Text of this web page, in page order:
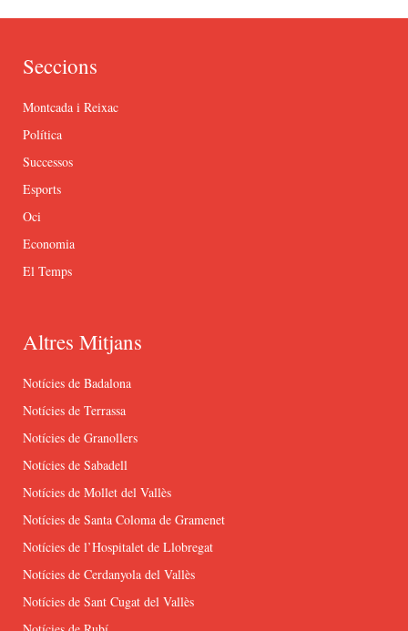
Seccions
Montcada i Reixac
Política
Successos
Esports
Oci
Economia
El Temps
Altres Mitjans
Notícies de Badalona
Notícies de Terrassa
Notícies de Granollers
Notícies de Sabadell
Notícies de Mollet del Vallès
Notícies de Santa Coloma de Gramenet
Notícies de l’Hospitalet de Llobregat
Notícies de Cerdanyola del Vallès
Notícies de Sant Cugat del Vallès